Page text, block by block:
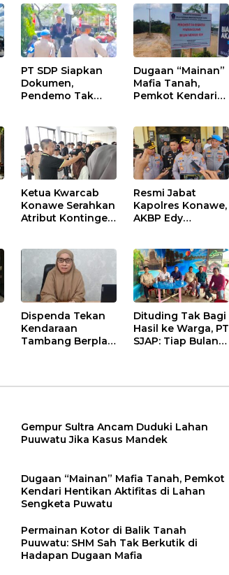
PT SDP Siapkan
Dokumen,
Pendemo Tak
Data
Dugaan “Mainan”
Mafia Tanah,
Pemkot Kendari
Sengketa Puwatu
Ketua Kwarcab
Konawe Serahkan
Atribut Kontingen
Resmi Jabat
Kapolres Konawe,
AKBP Edy
Pelayanan
Terbaik
Dispenda Tekan
Kendaraan
Tambang Berplat
Dituding Tak Bagi
Hasil ke Warga, PT
SJAP: Tiap Bulan
Gempur Sultra Ancam Duduki Lahan
Puuwatu Jika Kasus Mandek
Dugaan “Mainan” Mafia Tanah, Pemkot
Kendari Hentikan Aktifitas di Lahan
Sengketa Puwatu
Permainan Kotor di Balik Tanah
Puuwatu: SHM Sah Tak Berkutik di
Hadapan Dugaan Mafia